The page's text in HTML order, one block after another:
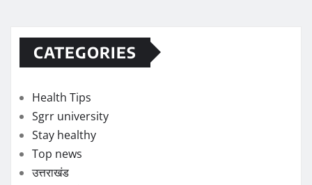
CATEGORIES
Health Tips
Sgrr university
Stay healthy
Top news
उत्तराखंड